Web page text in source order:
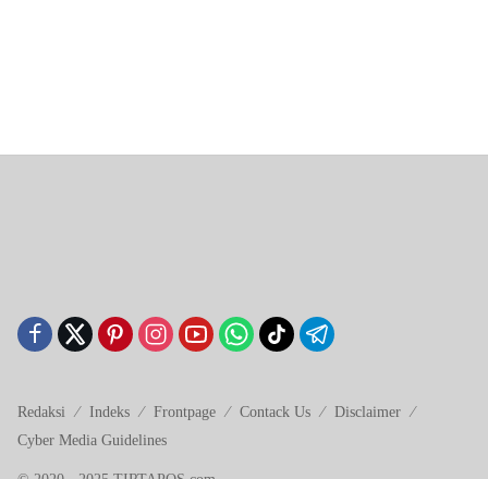
Redaksi Indeks Frontpage Contack Us
Disclaimer
Cyber ​​Media Guidelines